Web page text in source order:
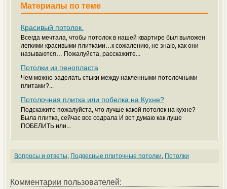
Материалы по теме
Красивый потолок.
Всегда мечтала, чтобы потолок в нашей квартире был выложен
легкими красивыми плитками…к сожалению, не знаю, как они
называются… Пожалуйста, расскажите...
Потолки из пенопласта
Чем можно заделать стыки между накленными потолочными
плитами?...
Потолочная плитка или побелка на Кухне?
Подскажите пожалуйста, что лучше какой потолок на кухне?
Была плитка, сейчас все содрала И вот думаю как луше
ПОБЕЛИТЬ или...
Вопросы и ответы, Подвесные плиточные потолки, Потолки
Комментарии пользователей: